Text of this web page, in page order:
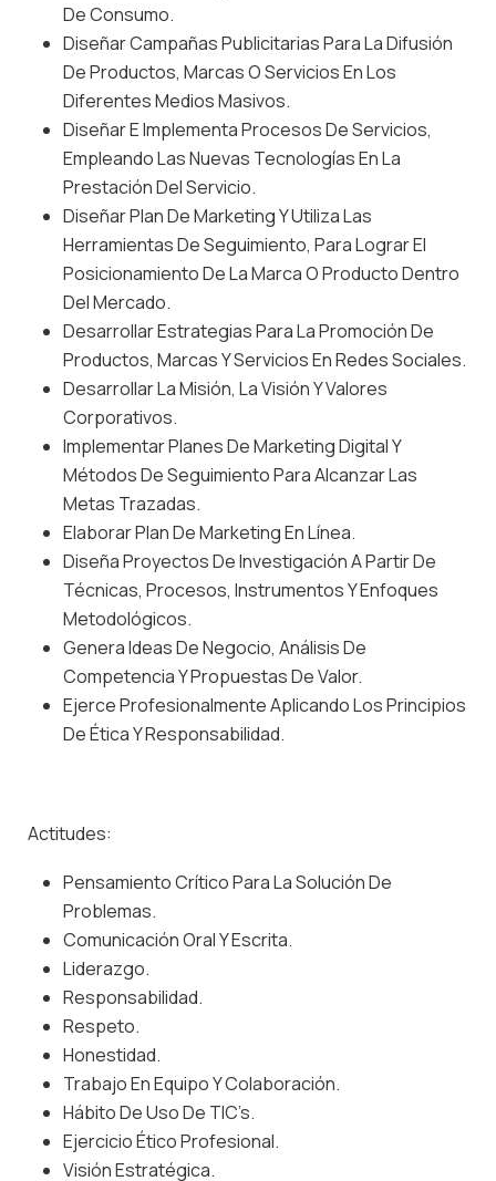
De Consumo.
Diseñar Campañas Publicitarias Para La Difusión
De Productos, Marcas O Servicios En Los
Diferentes Medios Masivos.
Diseñar E Implementa Procesos De Servicios,
Empleando Las Nuevas Tecnologías En La
Prestación Del Servicio.
Diseñar Plan De Marketing Y Utiliza Las
Herramientas De Seguimiento, Para Lograr El
Posicionamiento De La Marca O Producto Dentro
Del Mercado.
Desarrollar Estrategias Para La Promoción De
Productos, Marcas Y Servicios En Redes Sociales.
Desarrollar La Misión, La Visión Y Valores
Corporativos.
Implementar Planes De Marketing Digital Y
Métodos De Seguimiento Para Alcanzar Las
Metas Trazadas.
Elaborar Plan De Marketing En Línea.
Diseña Proyectos De Investigación A Partir De
Técnicas, Procesos, Instrumentos Y Enfoques
Metodológicos.
Genera Ideas De Negocio, Análisis De
Competencia Y Propuestas De Valor.
Ejerce Profesionalmente Aplicando Los Principios
De Ética Y Responsabilidad.
Actitudes:
Pensamiento Crítico Para La Solución De
Problemas.
Comunicación Oral Y Escrita.
Liderazgo.
Responsabilidad.
Respeto.
Honestidad.
Trabajo En Equipo Y Colaboración.
Hábito De Uso De TIC’s.
Ejercicio Ético Profesional.
Visión Estratégica.